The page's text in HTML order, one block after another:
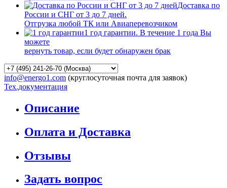
Доставка по
России и СНГ от 3 до 7 дней.
Отгрузка любой ТК или Авиаперевозчиком
1 год гарантии. В течение 1 года Вы
можете
вернуть товар, если будет обнаружен брак
info@energo1.com (круглосуточная почта для заявок)
Тех.документация
Описание
Оплата и Доставка
Отзывы
Задать вопрос